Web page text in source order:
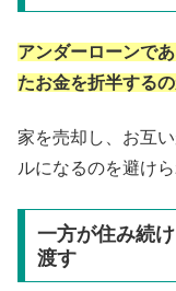
アンダーローンで
たお金を折半する
家を売却し、お互
ルになるのを避けら
一方が住み続
渡す